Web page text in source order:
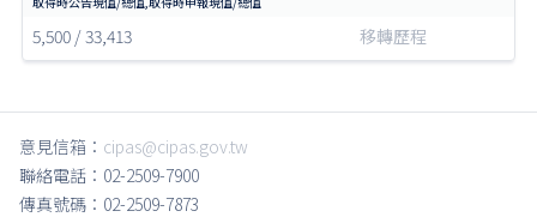
5,500 / 33,413 移轉歷程
意見信箱： cipas@cipas.gov.tw
聯絡電話：02-2509-7900
傳真號碼：02-2509-7873